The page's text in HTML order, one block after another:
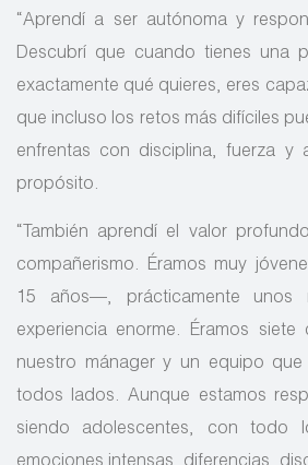
“Aprendí a ser autónoma y
Descubrí que cuando tienes una
exactamente qué quieres, eres
que incluso los retos más difíciles
enfrentas con disciplina, fuerza y
propósito.
“También aprendí el valor
compañerismo. Éramos muy
15 años—, prácticamente unos
experiencia enorme. Éramos
nuestro mánager y un equipo
todos lados. Aunque estamos
siendo adolescentes, con todo